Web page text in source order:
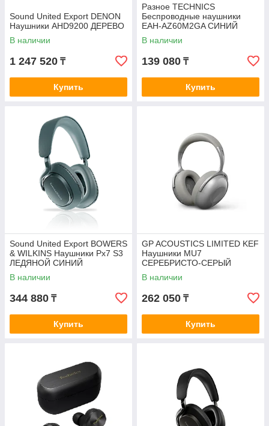
Sound United Export DENON
Наушники AHD9200 ДЕРЕВО
В наличии
1 247 520 ₸
Купить
Разное TECHNIСS
Беспроводные наушники
EAH-AZ60M2GA СИНИЙ
В наличии
139 080 ₸
Купить
Sound United Export BOWERS
& WILKINS Наушники Px7 S3
ЛЕДЯНОЙ СИНИЙ
В наличии
344 880 ₸
Купить
GP ACOUSTICS LIMITED KEF
Наушники MU7
СЕРЕБРИСТО-СЕРЫЙ
EAN:637203047329
В наличии
262 050 ₸
Купить